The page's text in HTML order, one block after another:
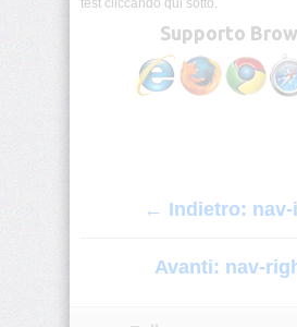
test cliccando qui sotto.
Supporto
← Indietro: nav-
Avanti: nav-